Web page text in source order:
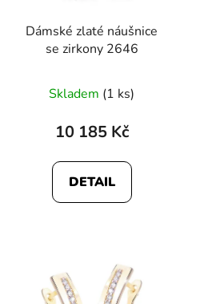
Dámské zlaté náušnice
se zirkony 2646
Skladem (1 ks)
10 185 Kč
DETAIL